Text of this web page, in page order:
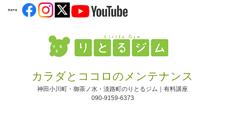
カラダとココロのメンテナンス
神田小川町・御茶ノ水・淡路町のりとるジム｜有料講座
090-9159-6373